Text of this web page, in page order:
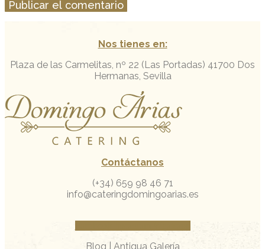
Nos tienes en:
Plaza de las Carmelitas, nº 22 (Las Portadas) 41700 Dos
Hermanas, Sevilla
Contáctanos
(+34) 659 98 46 71
info@cateringdomingoarias.es
Blog Antigua Galería